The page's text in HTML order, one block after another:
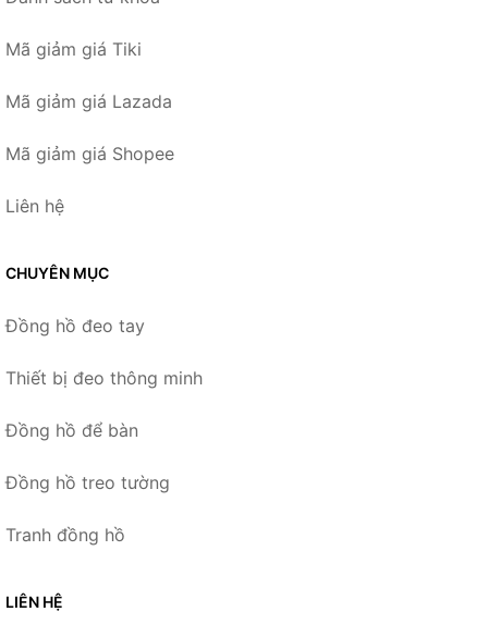
Mã giảm giá Tiki
Mã giảm giá Lazada
Mã giảm giá Shopee
Liên hệ
CHUYÊN MỤC
Đồng hồ đeo tay
Thiết bị đeo thông minh
Đồng hồ để bàn
Đồng hồ treo tường
Tranh đồng hồ
LIÊN HỆ